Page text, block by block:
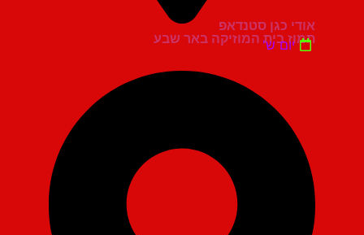
תמוז בית המוזיקה באר שבע
אודי כגן סטנדאפ
יום ש'